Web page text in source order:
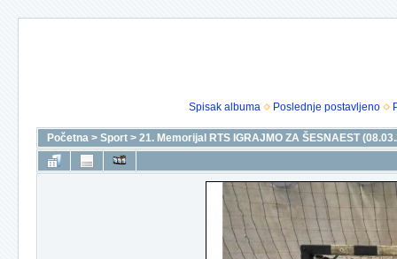
Spisak albuma Poslednje postavljeno
Početna > Sport > 21. Memorijal RTS IGRAJMO ZA ŠESNAEST